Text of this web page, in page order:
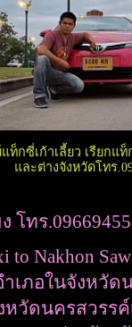
ท็กซี่เก้าเลี้ยว เรียกแท็
และต่างจังหวัดโทร
โทร
Nakhon
เภอในจังหวัด
หวัดนครสวรรค์